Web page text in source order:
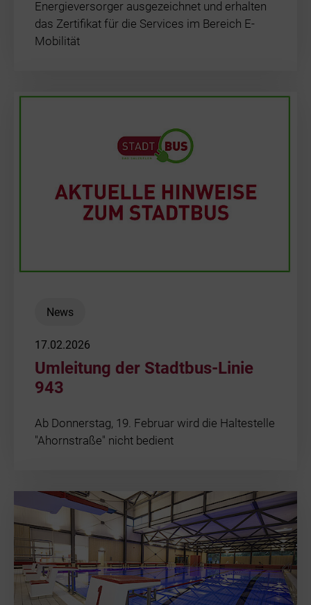
Energieversorger ausgezeichnet und erhalten
das Zertifikat für die Services im Bereich E-
Mobilität
News
17.02.2026
Umleitung der Stadtbus-Linie
943
Ab Donnerstag, 19. Februar wird die Haltestelle
"Ahornstraße" nicht bedient